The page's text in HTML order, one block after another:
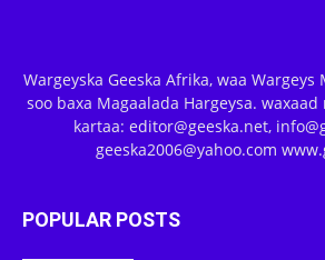
Wargeyska Geeska Afrika, waa Wargeys
soo baxa Magaalada Hargeysa.
kartaa: editor@geeska.net,
geeska2006@yahoo.com
POPULAR POSTS